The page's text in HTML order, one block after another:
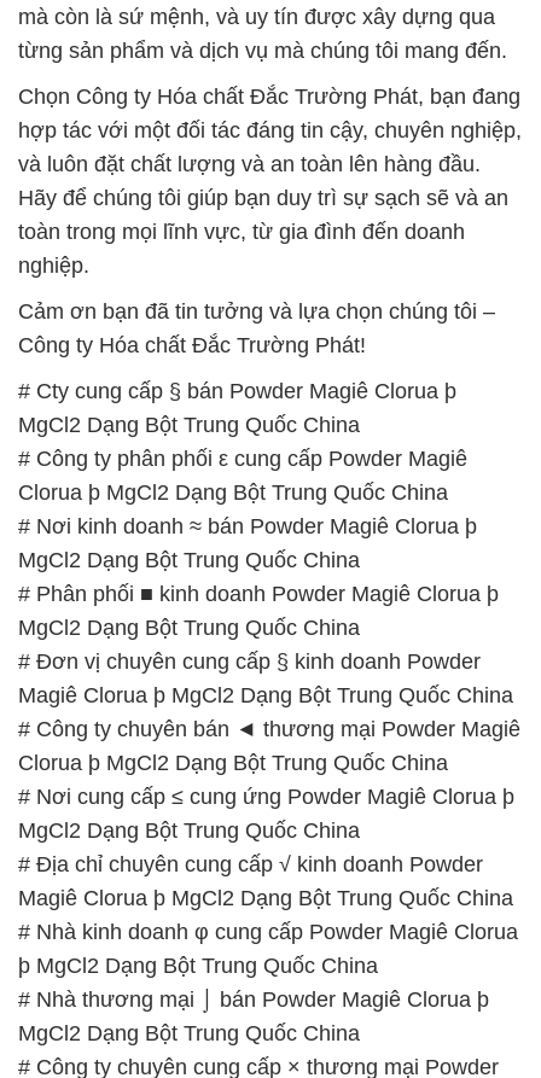
Cảm ơn bạn đã tin tưởng và lựa chọn chúng tôi –
Công ty Hóa chất Đắc Trường Phát!
# Cty cung cấp § bán Powder Magiê Clorua þ
MgCl2 Dạng Bột Trung Quốc China
# Công ty phân phối ε cung cấp Powder Magiê
Clorua þ MgCl2 Dạng Bột Trung Quốc China
# Nơi kinh doanh ≈ bán Powder Magiê Clorua þ
MgCl2 Dạng Bột Trung Quốc China
# Phân phối ■ kinh doanh Powder Magiê Clorua þ
MgCl2 Dạng Bột Trung Quốc China
# Đơn vị chuyên cung cấp § kinh doanh Powder
Magiê Clorua þ MgCl2 Dạng Bột Trung Quốc China
# Công ty chuyên bán ◄ thương mại Powder Magiê
Clorua þ MgCl2 Dạng Bột Trung Quốc China
# Nơi cung cấp ≤ cung ứng Powder Magiê Clorua þ
MgCl2 Dạng Bột Trung Quốc China
# Địa chỉ chuyên cung cấp √ kinh doanh Powder
Magiê Clorua þ MgCl2 Dạng Bột Trung Quốc China
# Nhà kinh doanh φ cung cấp Powder Magiê Clorua
þ MgCl2 Dạng Bột Trung Quốc China
# Nhà thương mại ⌡ bán Powder Magiê Clorua þ
MgCl2 Dạng Bột Trung Quốc China
# Công ty chuyên cung cấp × thương mại Powder
Magiê Clorua þ MgCl2 Dạng Bột Trung Quốc China
📞
PHÒNG KINH DOANH – CÔNG TY HÓA CHẤT
ĐẮC TRƯỜNG PHÁT
🌐 Website: https://hoachatdetnhuom.com/
📞 Hotline:
– 0933.920.505 – 028.3504.5555